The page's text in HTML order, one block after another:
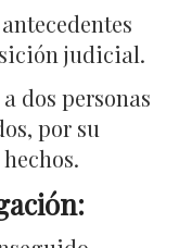
judicial.
dos personas
por su